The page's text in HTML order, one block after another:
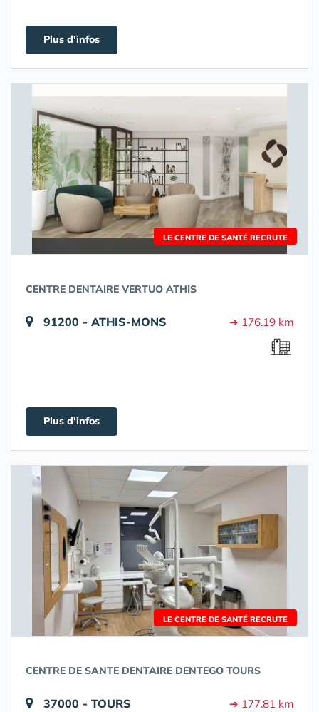
Plus d'infos
LE CENTRE DE SANTÉ RECRUTE
CENTRE DENTAIRE VERTUO ATHIS
91200 - ATHIS-MONS ➔ 176.19 km
Plus d'infos
LE CENTRE DE SANTÉ RECRUTE
CENTRE DE SANTE DENTAIRE DENTEGO TOURS
37000 - TOURS ➔ 177.81 km